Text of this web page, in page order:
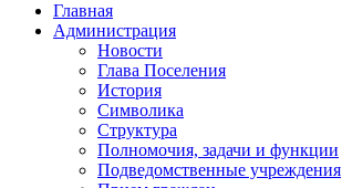
Главная
Администрация
Новости
Глава Поселения
История
Символика
Структура
Полномочия, задачи и функции
Подведомственные учреждения